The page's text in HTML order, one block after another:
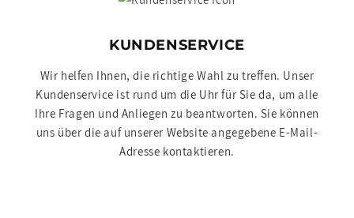
KUNDENSERVICE
Wir helfen Ihnen, die richtige Wahl zu treffen. Unser
Kundenservice ist rund um die Uhr für Sie da, um alle
Ihre Fragen und Anliegen zu beantworten. Sie können
uns über die auf unserer Website angegebene E-Mail-
Adresse kontaktieren.